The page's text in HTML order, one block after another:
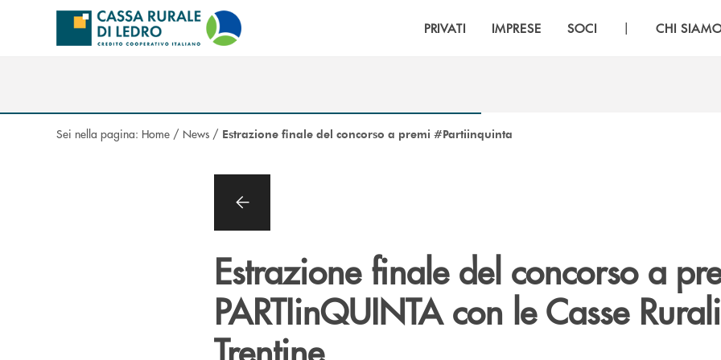
Salta al contenuto principale
PRIVATI IMPRESE SOCI | CHI
Sei nella pagina: Home / News / Estrazione finale del concorso a premi #Partiinquinta
Estrazione finale del concorso a
PARTIinQUINTA con le Casse Rurali
Trentine